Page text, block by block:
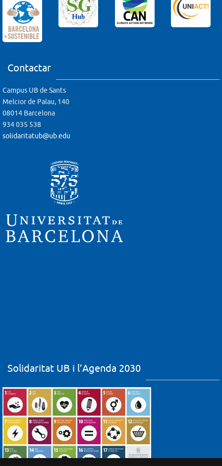
Contactar
Campus UB de Sants
Melcior de Palau, 140
08014 Barcelona
934 035 538
solidaritatub@ub.edu
Solidaritat UB i l’Agenda 2030